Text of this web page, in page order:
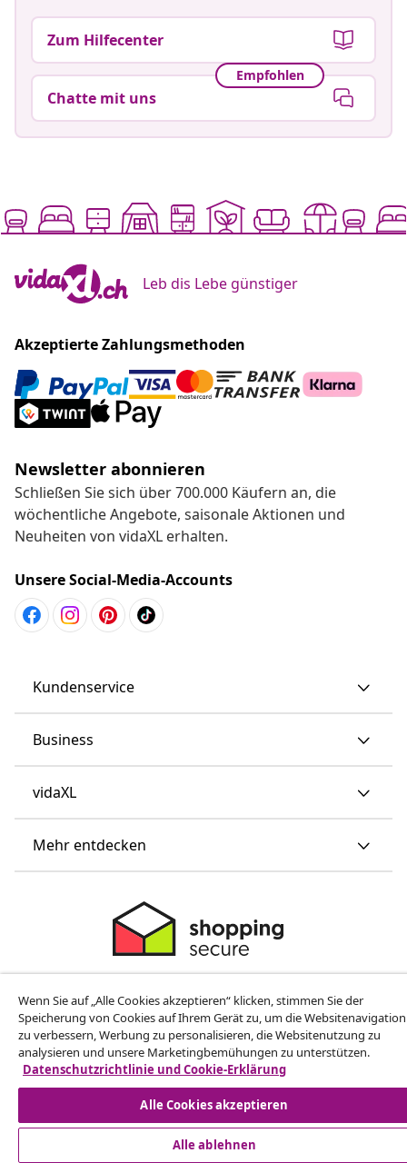
Zum Hilfecenter
Empfohlen
Chatte mit uns
Leb dis Lebe günstiger
Akzeptierte Zahlungsmethoden
Newsletter abonnieren
Schließen Sie sich über 700.000 Käufern an, die
wöchentliche Angebote, saisonale Aktionen und
Neuheiten von vidaXL erhalten.
Unsere Social-Media-Accounts
Kundenservice
Business
vidaXL
Mehr entdecken
Handelsgesellschaft GmbH
Wenn Sie auf „Alle Cookies akzeptieren“ klicken, stimmen Sie der
Speicherung von Cookies auf Ihrem Gerät zu, um die Websitenavigation
zu verbessern, Werbung zu personalisieren, die Websitenutzung zu
analysieren und unsere Marketingbemühungen zu unterstützen.
Datenschutzrichtlinie und Cookie-Erklärung
Alle Cookies akzeptieren
Alle ablehnen